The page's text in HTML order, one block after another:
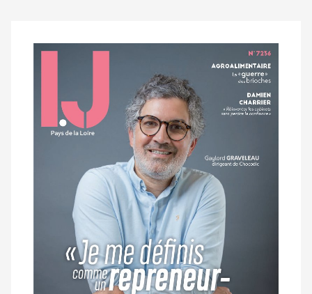
Notre
magazine